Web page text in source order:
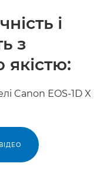
і
з
Canon EOS-1D X